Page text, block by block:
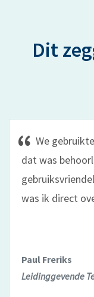
Dit
We
dat was
was ik direct
Paul Freriks
Leidinggevende